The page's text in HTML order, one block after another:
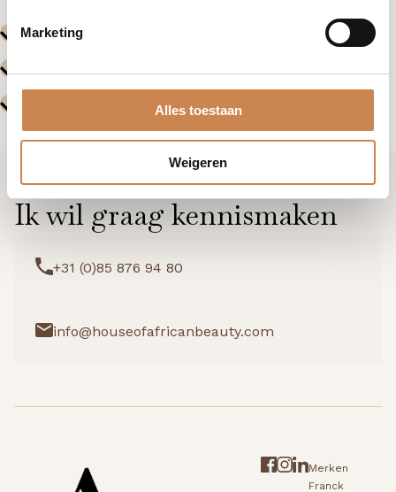
Marketing
Alles toestaan
Weigeren
Ik wil graag kennismaken
+31 (0)85 876 94 80
info@houseofafricanbeauty.com
Merken
Franck